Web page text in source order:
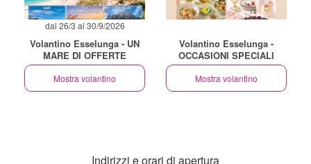
dal 26/3 al 30/9/2026
Volantino Esselunga - UN
MARE DI OFFERTE
Mostra volantino
Volantino Esselunga -
OCCASIONI SPECIALI
Mostra volantino
Indirizzi e orari di apertura